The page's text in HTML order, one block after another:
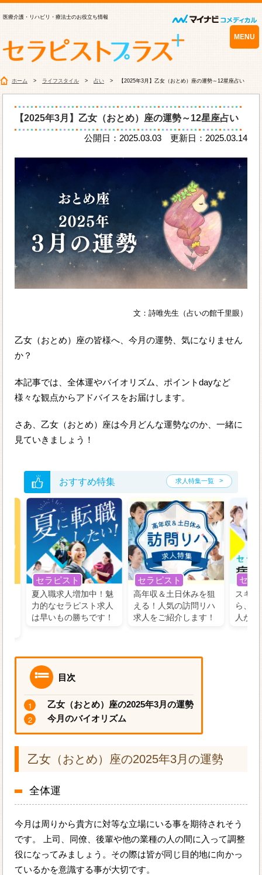
医療介護・リハビリ・療法士のお役立ち情報
MENU
ホーム ライフスタイル 占い 【2025年3月】乙女（おとめ）座の運勢～12星座占い
【2025年3月】乙女（おとめ）座の運勢～12星座占い
公開日：2025.03.03 更新日：2025.03.14
文：詩唯先生（占いの館千里眼）
乙女（おとめ）座の皆様へ、今月の運勢、気になりません
か？
本記事では、全体運やバイオリズム、ポイントdayなど
様々な観点からアドバイスをお届けします。
さあ、乙女（おとめ）座は今月どんな運勢なのか、一緒に
見ていきましょう！
おすすめ特集 求人特集一覧
セラピスト
夏入職求人増加中！魅
力的なセラピスト求人
は早いもの勝ちです！
セラピスト
高年収＆土日休みを狙
える！人気の訪問リハ
求人をご紹介します！
セラ
スキ
ら、
人が
目次
乙女（おとめ）座の2025年3月の運勢
今月のバイオリズム
乙女（おとめ）座の2025年3月の運勢
全体運
今月は周りから貴方に対等な立場にいる事を期待されそう
です。 上司、同僚、後輩や他の業種の人の間に入って調整
役になってみましょう。その際は皆が同じ目的地に向かっ
ているかを意識する事が大切です。